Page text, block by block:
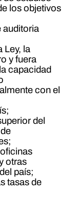
los objetivos
auditoria
Ley, la
y fuera
capacidad
con el
del
otras
país;
tasas de